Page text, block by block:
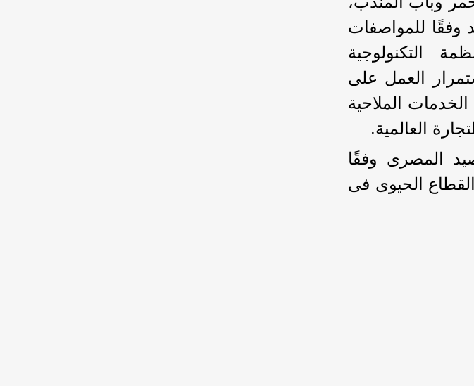
وفقًا للمواصفات
التكنولوجية
العمل على
الملاحية
العالمية.
المصرى وفقًا
القطاع الحيوى فى